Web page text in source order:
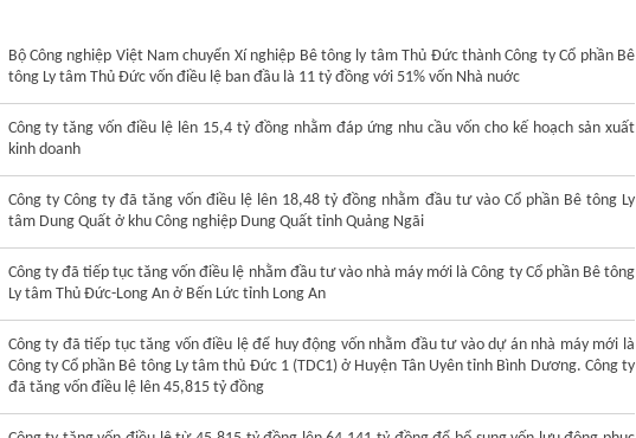
Bộ Công nghiệp Việt Nam chuyển Xí nghiệp Bê tông ly tâm Thủ Đức thành Công ty Cổ phần Bê
tông Ly tâm Thủ Đức vốn điều lệ ban đầu là 11 tỷ đồng với 51% vốn Nhà nuớc
Công ty tăng vốn điều lệ lên 15,4 tỷ đồng nhằm đáp ứng nhu cầu vốn cho kế hoạch sản xuất
kinh doanh
Công ty Công ty đã tăng vốn điều lệ lên 18,48 tỷ đồng nhằm đầu tư vào Cổ phần Bê tông Ly
tâm Dung Quất ở khu Công nghiệp Dung Quất tỉnh Quảng Ngãi
Công ty đã tiếp tục tăng vốn điều lệ nhằm đầu tư vào nhà máy mới là Công ty Cổ phần Bê tông
Ly tâm Thủ Đức-Long An ở Bến Lức tỉnh Long An
Công ty đã tiếp tục tăng vốn điều lệ để huy động vốn nhằm đầu tư vào dự án nhà máy mới là
Công ty Cổ phần Bê tông Ly tâm thủ Đức 1 (TDC1) ở Huyện Tân Uyên tỉnh Bình Dương. Công ty
đã tăng vốn điều lệ lên 45,815 tỷ đồng